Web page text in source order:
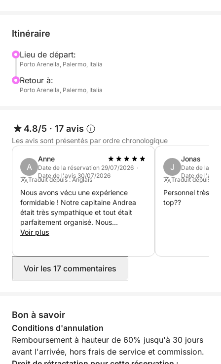
• Bluetooth pour la musique et les communications
• Sièges confortables
• Échelle de bain
• Équipement de sécurité, incluant gilets de
sauvetage
🌅 Explorez les magnifiques eaux de Palerme ! Voici
quelques incontournables à moins de 5 km :
📍 Réserve naturelle de Capo Gallo : Baignez-vous
littoral rocheux aux paysages époustouflants.
📍 Isola delle Femmine : Visitez cette île voisine pour
📍 Caletta Bella : Découvrez ce joyau caché pour
une expérience magique, aussi bien à l’intérieur qu’à
l’extérieur, depuis l’eau.
Itinéraire
Lieu de départ:
Porto Arenella, Palermo, Italia
Retour à:
Porto Arenella, Palermo, Italia
4.8/5 · 17 avis
Les avis sont présentés par ordre chronologique
A
Anne
Date de la réservation 29/07/2026 ·
Date de l'avis 30/07/2026
Traduit depuis : Anglais
Nous avons vécu une expérience
formidable ! Notre capitaine Andrea
était très sympathique et tout était
parfaitement organisé. Nous
recommandons sans hésiter !
Voir plus
J
Jonas
Date de la
Date de
Traduit depuis :
Personnel très
top??
Voir les 17 commentaires
Bon à savoir
Conditions d'annulation
Remboursement à hauteur de 60% jusqu'à 30 jours
avant l'arrivée, hors frais de service et commission.